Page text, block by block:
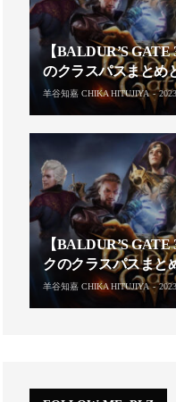
【BALDUR’S
のクラスパスまとめ
羊谷知嘉 CHIKA HITUJIYA
【BALDUR’S
クのクラスパスまと
羊谷知嘉 CHIKA HITUJIYA